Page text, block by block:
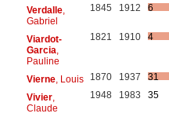
Verdalle,
Gabriel
1845 1912 6
Viardot-
Garcia
Pauline
1821 1910 4
Vierne, Louis 1870 1937
31
Vivier,
Claude
1948 1983 35